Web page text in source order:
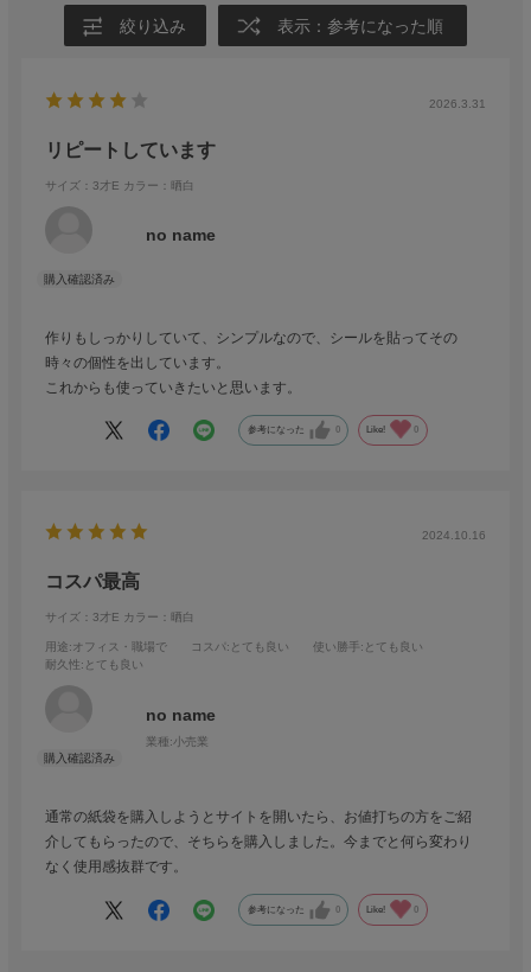
絞り込み 表示：参考になった順
2026.3.31
リピートしています
サイズ：3才E カラー：晒白
no name
作りもしっかりしていて、シンプルなので、シールを貼ってその
時々の個性を出しています。
これからも使っていきたいと思います。
参考になった 0 Like! 0
2024.10.16
コスパ最高
サイズ：3才E カラー：晒白
用途:オフィス・職場で コスパ:とても良い 使い勝手 :とても良い
耐久性:とても良い
no name
業種:小売業
通常の紙袋を購入しようとサイトを開いたら、お値打ちの方をご紹
介してもらったので、そちらを購入しました。今までと何ら変わり
なく使用感抜群です。
参考になった 0 Like! 0